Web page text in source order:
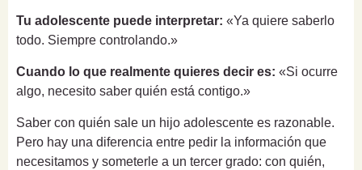
Tu adolescente puede interpretar: «Ya quiere saberlo
todo. Siempre controlando.»
Cuando lo que realmente quieres decir es: «Si ocurre
algo, necesito saber quién está contigo.»
Saber con quién sale un hijo adolescente es razonable.
Pero hay una diferencia entre pedir la información que
necesitamos y someterle a un tercer grado: con quién,